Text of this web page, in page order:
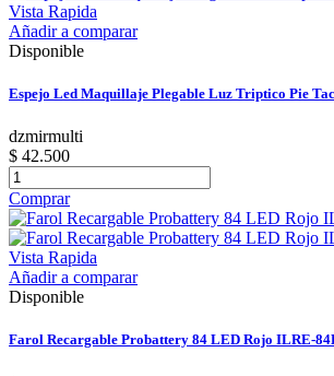
Vista Rapida
Añadir a comparar
Disponible
Espejo Led Maquillaje Plegable Luz Triptico Pie
dzmirmulti
$ 42.500
Comprar
Vista Rapida
Añadir a comparar
Disponible
Farol Recargable Probattery 84 LED Rojo ILRE-